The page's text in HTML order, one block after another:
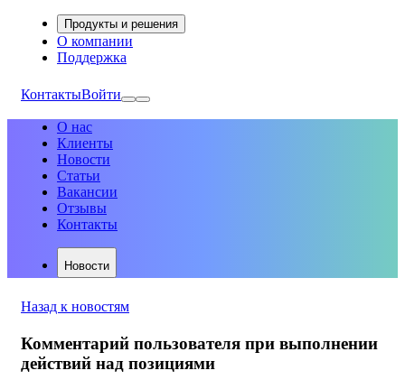
Продукты и решения
О компании
Поддержка
КонтактыВойти
О нас
Клиенты
Новости
Статьи
Вакансии
Отзывы
Контакты
Новости
Назад к новостям
Комментарий пользователя при выполнении
действий над позициями